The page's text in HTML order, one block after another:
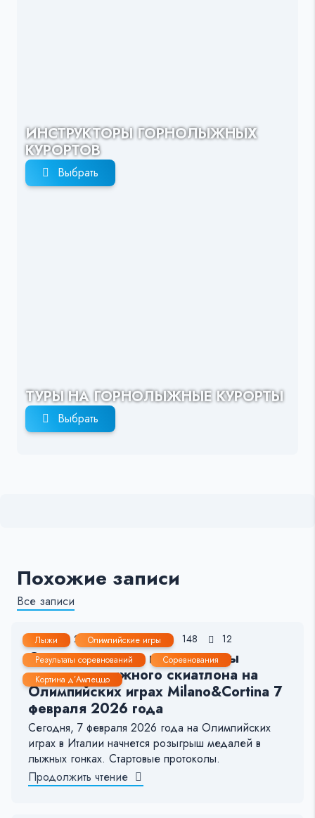
ИНСТРУКТОРЫ ГОРНОЛЫЖНЫХ
КУРОРТОВ
Выбрать
ТУРЫ НА ГОРНОЛЫЖНЫЕ КУРОРТЫ
Выбрать
Похожие записи
Все записи
Лыжи
Олимпийские игры
Результаты соревнований
Соревнования
Кортина д’Ампеццо
7 Фев, 2026 < 1 мин. 148 12
Стартовые листы и результаты
женского лыжного скиатлона на
Олимпийских играх Milano&Cortina 7
февраля 2026 года
Сегодня, 7 февраля 2026 года на Олимпийских
играх в Италии начнется розыгрыш медалей в
лыжных гонках. Стартовые протоколы.
Продолжить чтение